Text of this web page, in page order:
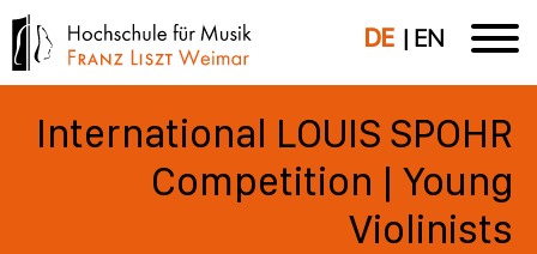
DE EN
International LOUIS SPOHR
Competition | Young
Violinists